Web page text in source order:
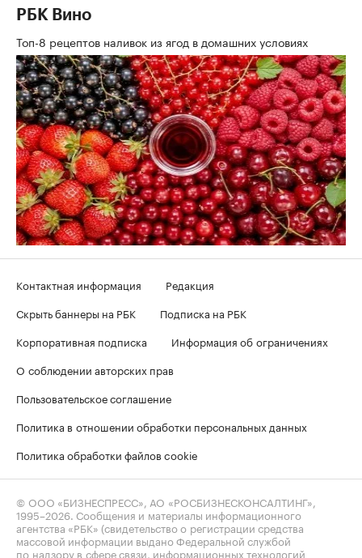
РБК Вино
Топ-8 рецептов наливок из ягод в домашних условиях
Контактная информация
Редакция
Скрыть баннеры на РБК
Подписка на РБК
Корпоративная подписка
Информация об ограничениях
О соблюдении авторских прав
Пользовательское соглашение
Политика в отношении обработки персональных данных
Политика обработки файлов cookie
© ООО «БИЗНЕСПРЕСС», АО «РОСБИЗНЕСКОНСАЛТИНГ»,
1995–2026 . Сообщения и материалы информационного
агентства «РБК» (свидетельство о регистрации средства
массовой информации выдано Федеральной службой
по надзору в сфере связи, информационных технологий